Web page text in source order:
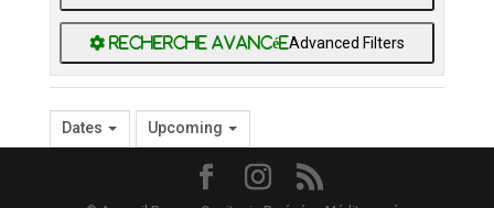
Advanced Filters
Dates Upcoming